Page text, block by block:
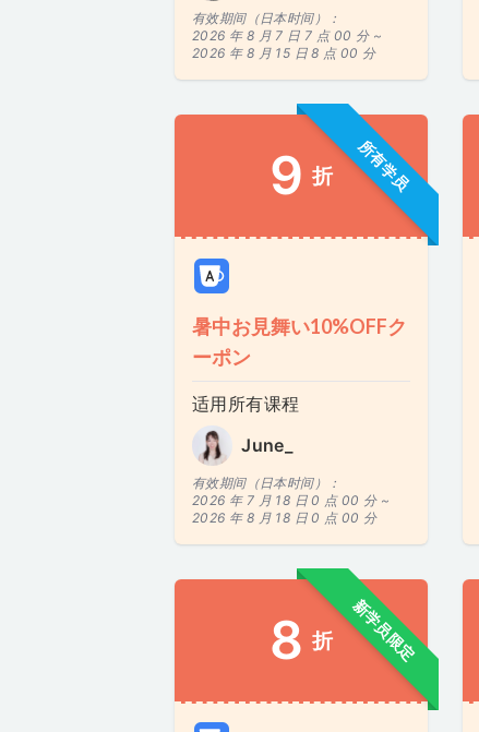
有效期间（日本时间）：
2026 年 8 月 7 日 7 点 00 分 ~
2026 年 8 月 15 日 8 点 00 分
所有学员
9 折
暑中お見舞い10%OFFク
ーポン
适用所有课程
June_
有效期间（日本时间）：
2026 年 7 月 18 日 0 点 00 分 ~
2026 年 8 月 18 日 0 点 00 分
新学员限定
8 折